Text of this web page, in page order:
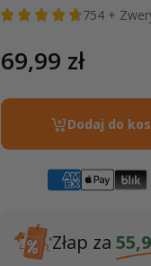
754 +
Cena
regularna
69,99 zł
Dodaj do
Złap za